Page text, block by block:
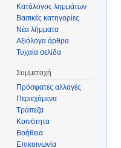
Κατάλογος λημμάτων
Βασικές κατηγορίες
Νέα λήμματα
Αξιόλογα άρθρα
Τυχαία σελίδα
Συμμετοχή
Πρόσφατες αλλαγές
Περιεχόμενα
Τράπεζα
Κοινότητα
Βοήθεια
Επικοινωνία